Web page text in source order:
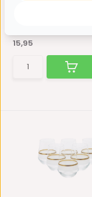
15,95